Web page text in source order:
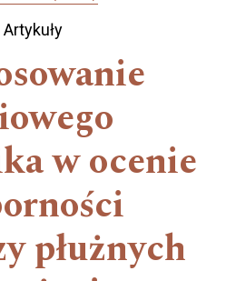
Artykuły
w ocenie
płużnych